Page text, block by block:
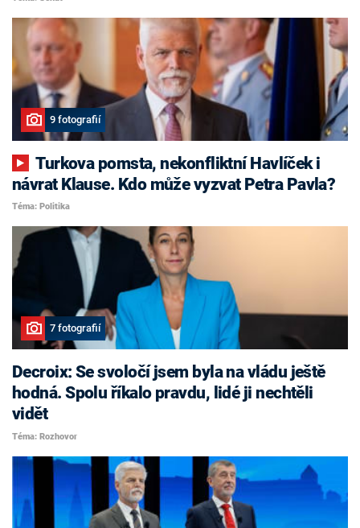
9 fotografií
Turkova pomsta, nekonfliktní Havlíček i
návrat Klause. Kdo může vyzvat Petra Pavla?
Téma: Politika
7 fotografií
Decroix: Se svoločí jsem byla na vládu ještě
hodná. Spolu říkalo pravdu, lidé ji nechtěli
vidět
Téma: Rozhovor